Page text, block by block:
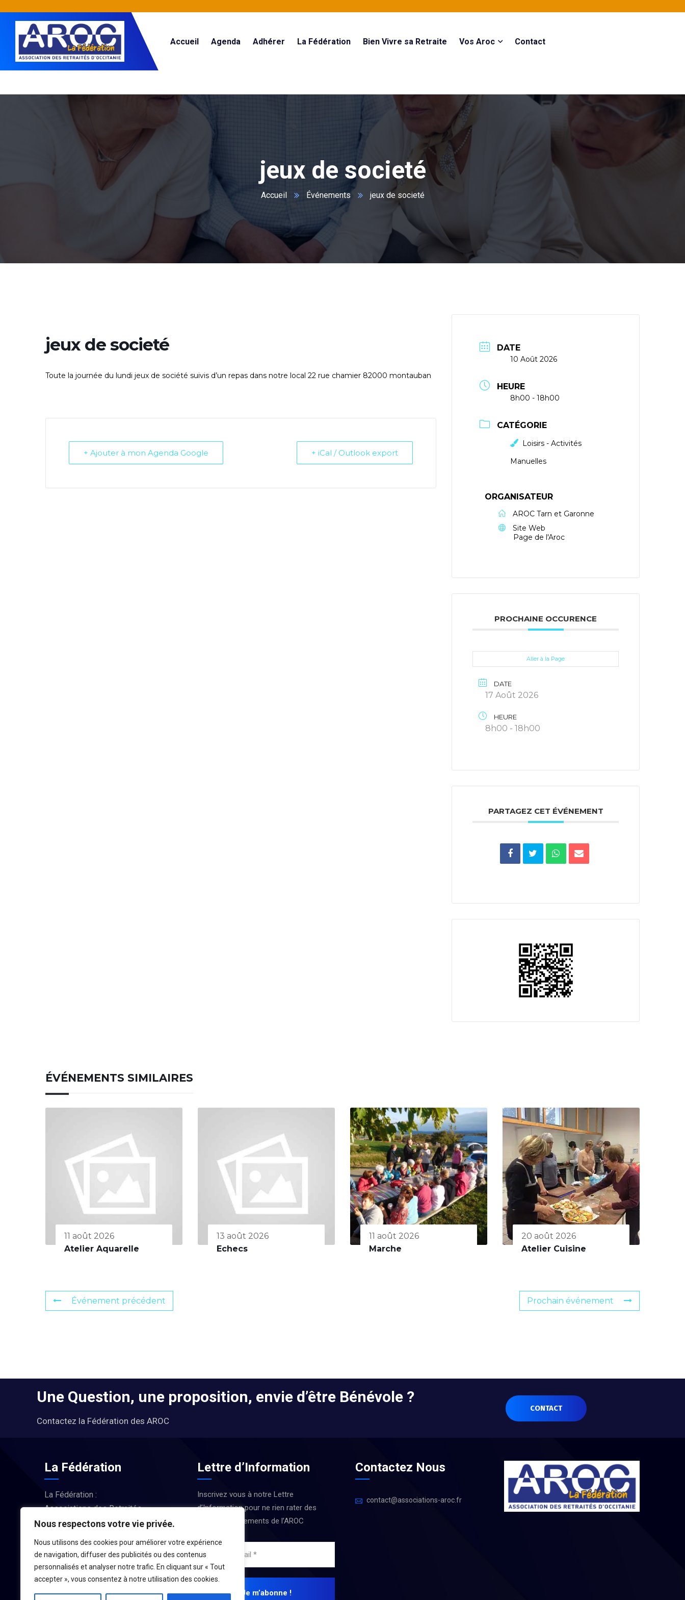
Nous respectons votre vie privée.
Nous utilisons des cookies pour améliorer votre expérience
de navigation, diffuser des publicités ou des contenus
personnalisés et analyser notre trafic. En cliquant sur « Tout
accepter », vous consentez à notre utilisation des cookies.
Accueil Agenda Adhérer La Fédération Bien Vivre sa Retraite Vos Aroc Contact
jeux de societé
Accueil Événements jeux de societé
jeux de societé
Toute la journée du lundi jeux de société suivis d’un repas dans notre local 22 rue chamier 82000 montauban
+ Ajouter à mon Agenda Google + iCal / Outlook export
DATE
10 Août 2026
HEURE
8h00 - 18h00
CATÉGORIE
Loisirs - Activités
Manuelles
ORGANISATEUR
AROC Tarn et Garonne
Site Web
Page de l'Aroc
PROCHAINE OCCURENCE
Aller à la Page
DATE
17 Août 2026
HEURE
8h00 - 18h00
PARTAGEZ CET ÉVÉNEMENT
ÉVÉNEMENTS SIMILAIRES
11 août 2026
Atelier Aquarelle
13 août 2026
Echecs
11 août 2026
Marche
20 août 2026
Atelier Cuisine
Événement précédent Prochain événement
Une Question, une proposition, envie d’être Bénévole ?
Contactez la Fédération des AROC
CONTACT
La Fédération
La Fédération :
Associations des Retraités
d’Occitanie
LA FÉDÉRATION
Lettre d’Information
Inscrivez vous à notre Lettre
d’Information pour ne rien rater des
Actus et Évènements de l’AROC
Contactez Nous
contact@associations-aroc.fr